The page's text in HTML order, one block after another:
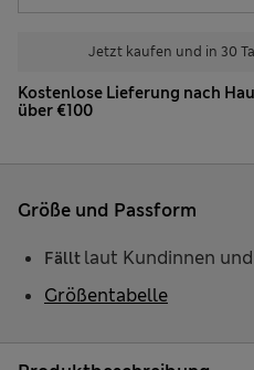
Jetzt kaufen und in 30
Kostenlose Lieferung nach
über €100
Größe und Passform
Fällt laut Kundinnen
Größentabelle